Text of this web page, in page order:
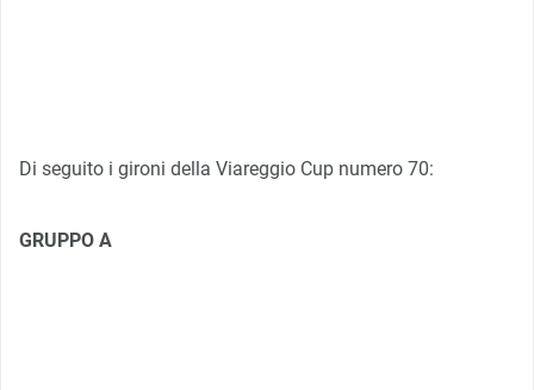
Di seguito i gironi della Viareggio Cup numero 70:
GRUPPO A